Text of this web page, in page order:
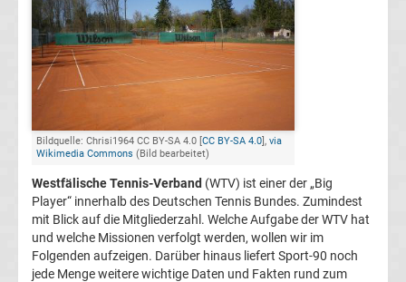
Herren
Deutscher
Tennis
Tennis
heute
Bildquelle: Chrisi1964 CC BY-SA 4.0 [CC BY-SA 4.0], via
Wikimedia Commons (Bild bearbeitet)
Westfälische Tennis-Verband (WTV) ist einer der „Big
Player“ innerhalb des Deutschen Tennis Bundes. Zumindest
mit Blick auf die Mitgliederzahl. Welche Aufgabe der WTV hat
und welche Missionen verfolgt werden, wollen wir im
Folgenden aufzeigen. Darüber hinaus liefert Sport-90 noch
jede Menge weitere wichtige Daten und Fakten rund zum